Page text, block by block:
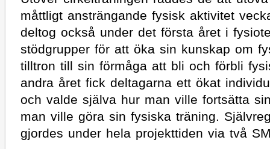
måttligt ansträngande fysisk aktivitet
deltog också under det första året i
stödgrupper för att öka sin kunskap om
tilltron till sin förmåga att bli och förbli
andra året fick deltagarna ett ökat
och valde själva hur man ville fortsätta
man ville göra sin fysiska träning.
gjordes under hela projekttiden via två